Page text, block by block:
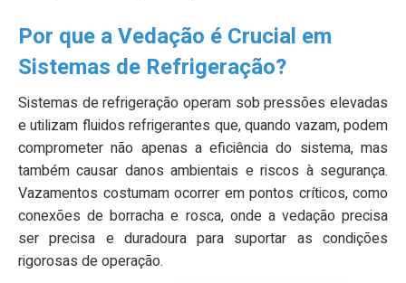
Por que a Vedação é Crucial em
Sistemas de Refrigeração?
Sistemas de refrigeração operam sob pressões elevadas
e utilizam fluidos refrigerantes que, quando vazam, podem
comprometer não apenas a eficiência do sistema, mas
também causar danos ambientais e riscos à segurança.
Vazamentos costumam ocorrer em pontos críticos, como
conexões de borracha e rosca, onde a vedação precisa
ser precisa e duradoura para suportar as condições
rigorosas de operação.